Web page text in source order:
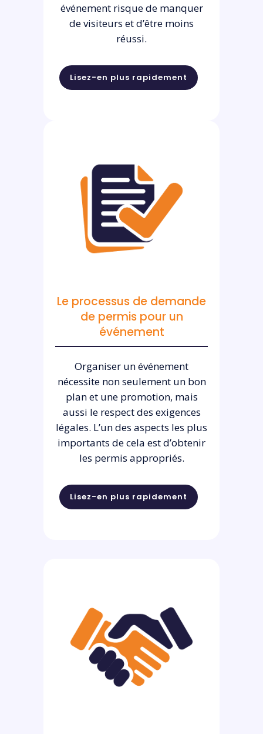
événement risque de manquer
de visiteurs et d’être moins
réussi.
Lisez-en plus rapidement
Le processus de demande
de permis pour un
événement
Organiser un événement
nécessite non seulement un bon
plan et une promotion, mais
aussi le respect des exigences
légales. L’un des aspects les plus
importants de cela est d’obtenir
les permis appropriés.
Lisez-en plus rapidement